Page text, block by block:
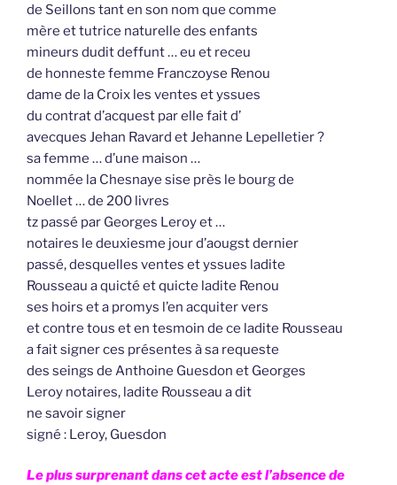
de Seillons tant en son nom que comme
mère et tutrice naturelle des enfants
mineurs dudit deffunt … eu et receu
de honneste femme Franczoyse Renou
dame de la Croix les ventes et yssues
du contrat d’acquest par elle fait d’
avecques Jehan Ravard et Jehanne Lepelletier ?
sa femme … d’une maison …
nommée la Chesnaye sise près le bourg de
Noellet … de 200 livres
tz passé par Georges Leroy et …
notaires le deuxiesme jour d’aougst dernier
passé, desquelles ventes et yssues ladite
Rousseau a quicté et quicte ladite Renou
ses hoirs et a promys l’en acquiter vers
et contre tous et en tesmoin de ce ladite Rousseau
a fait signer ces présentes à sa requeste
des seings de Anthoine Guesdon et Georges
Leroy notaires, ladite Rousseau a dit
ne savoir signer
signé : Leroy, Guesdon
Le plus surprenant dans cet acte est l’absence de